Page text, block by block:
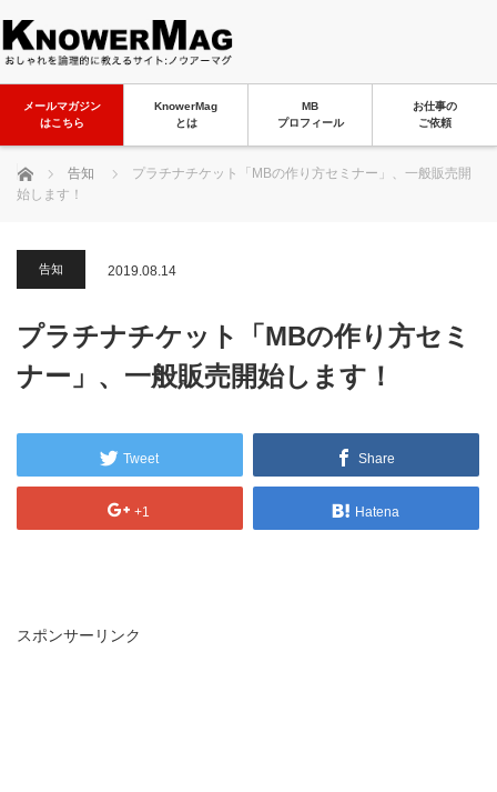
メールマガジン
はこちら
KnowerMag
とは
MB
プロフィール
お仕事の
ご依頼
ホーム 告知
プラチナチケット「MBの作り方セミナー」、一般販売開
始します！
告知 2019.08.14
プラチナチケット「MBの作り方セミ
ナー」、一般販売開始します！
Tweet Share
+1 Hatena
スポンサーリンク